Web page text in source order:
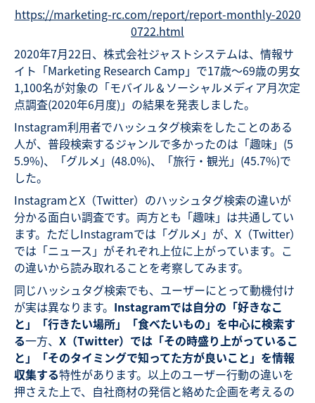
https://marketing-rc.com/report/report-monthly-2020
0722.html
2020年7月22日、株式会社ジャストシステムは、情報サ
イト「Marketing Research Camp」で17歳～69歳の男女
1,100名が対象の「モバイル＆ソーシャルメディア月次定
点調査(2020年6月度)」の結果を発表しました。
Instagram利用者でハッシュタグ検索をしたことのある
人が、普段検索するジャンルで多かったのは「趣味」(5
5.9%)、「グルメ」(48.0%)、「旅行・観光」(45.7%)で
した。
InstagramとX（Twitter）のハッシュタグ検索の違いが
分かる面白い調査です。両方とも「趣味」は共通してい
ます。ただしInstagramでは「グルメ」が、X（Twitter）
では「ニュース」がそれぞれ上位に上がっています。こ
の違いから読み取れることを考察してみます。
同じハッシュタグ検索でも、ユーザーにとって動機付け
が実は異なります。 Instagramでは自分の「好きなこ
と」「行きたい場所」「食べたいもの」を中心に検索す
る一方、 X（Twitter）では「その時盛り上がっているこ
と」「そのタイミングで知ってた方が良いこと」を情報
収集する特性があります。以上のユーザー行動の違いを
押さえた上で、自社商材の発信と絡めた企画を考えるの